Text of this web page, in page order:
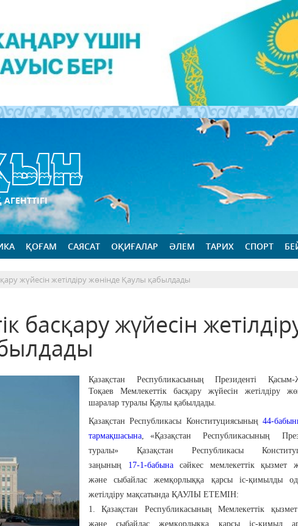
ҚОҒАМ САЯСАТ ОҚИҒАЛАР ӘЛЕМ ТАРИХ СПОРТ
жүйесін жетілдіру жөнінде Қаулы қабылдады
басқару жүйесін
Қазақстан Республикасының Президенті Қасым-
Тоқаев Мемлекеттік басқару жүйесін жетілдіру
шаралар туралы Қаулы қабылдады.
Қазақстан Республикасы Конституциясының44-
тармақшасына, «Қазақстан Республикасының
туралы» Қазақстан Республикасы
заңының 17-1-бабынасәйкес мемлекеттік қызмет
және сыбайлас жемқорлыққа қарсы іс-қимылды
жетілдіру мақсатында ҚАУЛЫ ЕТЕМІН:
1. Қазақстан Республикасының Мемлекеттік қызмет
және сыбайлас жемқорлыққа қарсы іс-қимыл